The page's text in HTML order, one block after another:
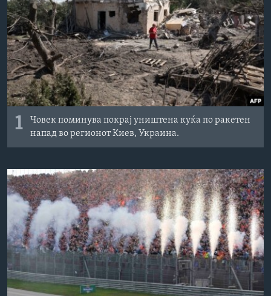
ИНТЕРВЈУА
Јазици
1
Човек поминува покрај уништена куќа по ракетен
напад во регионот Киев, Украина.